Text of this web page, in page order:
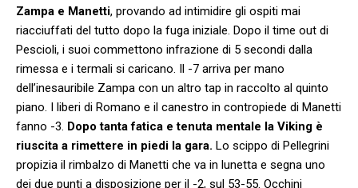
Zampa e Manetti, provando ad intimidire gli ospiti mai
riacciuffati del tutto dopo la fuga iniziale. Dopo il time out di
Pescioli, i suoi commettono infrazione di 5 secondi dalla
rimessa e i termali si caricano. Il -7 arriva per mano
dell’inesauribile Zampa con un altro tap in raccolto al quinto
piano. I liberi di Romano e il canestro in contropiede di Manetti
fanno -3. Dopo tanta fatica e tenuta mentale la Viking è
riuscita a rimettere in piedi la gara. Lo scippo di Pellegrini
propizia il rimbalzo di Manetti che va in lunetta e segna uno
dei due punti a disposizione per il -2, sul 53-55. Occhini